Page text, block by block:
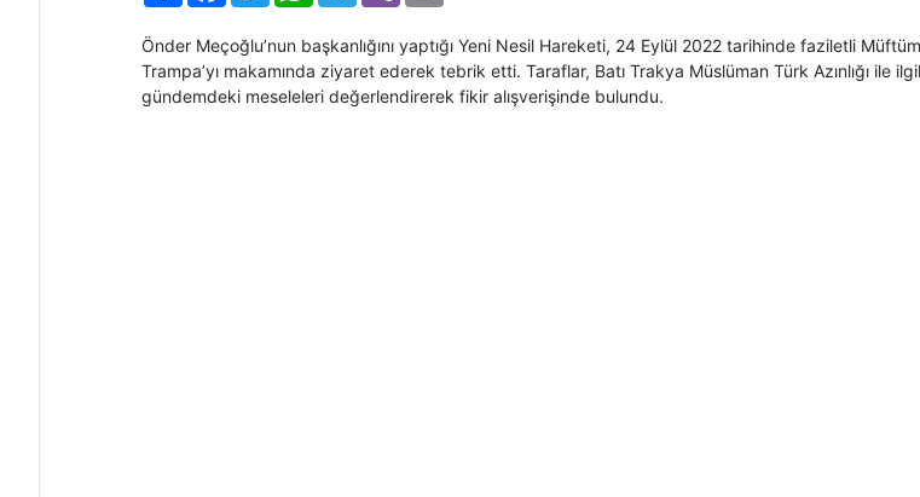
Önder Meçoğlu’nun başkanlığını yaptığı Yeni Nesil Hareketi, 24 Eylül 2022 tarihinde faziletli
Trampa’yı makamında ziyaret ederek tebrik etti. Taraflar, Batı Trakya Müslüman Türk Azınlığı ile
gündemdeki meseleleri değerlendirerek fikir alışverişinde bulundu.